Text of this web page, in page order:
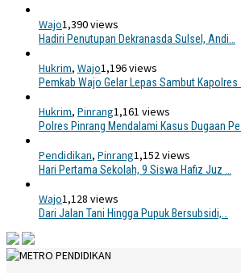
Wajo1,390 views
Hadiri Penutupan Dekranasda Sulsel, Andi…
Hukrim, Wajo1,196 views
Pemkab Wajo Gelar Lepas Sambut Kapolres …
Hukrim, Pinrang1,161 views
Polres Pinrang Mendalami Kasus Dugaan Pe…
Pendidikan, Pinrang1,152 views
Hari Pertama Sekolah, 9 Siswa Hafiz Juz …
Wajo1,128 views
Dari Jalan Tani Hingga Pupuk Bersubsidi,…